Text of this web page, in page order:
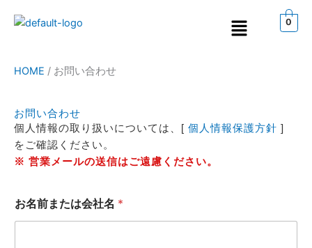
メ
ニ
0
HOME / お問い合わせ
お問い合わせ
個人情報の取り扱いについては、[ 個人情報保護方針 ]
をご確認ください。
※ 営業メールの送信はご遠慮ください。
お名前または会社名 *